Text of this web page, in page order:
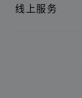
线上服务